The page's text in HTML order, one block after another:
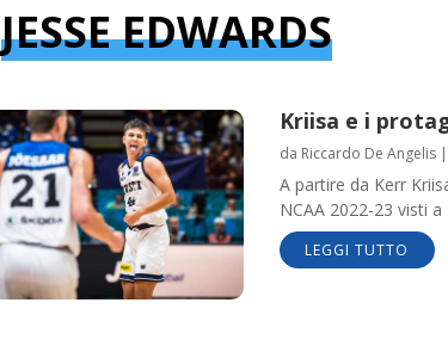
JESSE EDWARDS
Kriisa e i
da Riccardo De Angelis|
A partire da Kerr
NCAA 2022-23 visti
LEGGI TUTTO